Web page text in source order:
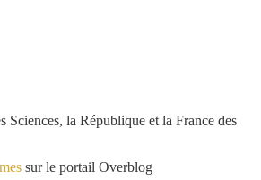
Sciences, la République et la France des
sur le portail Overblog